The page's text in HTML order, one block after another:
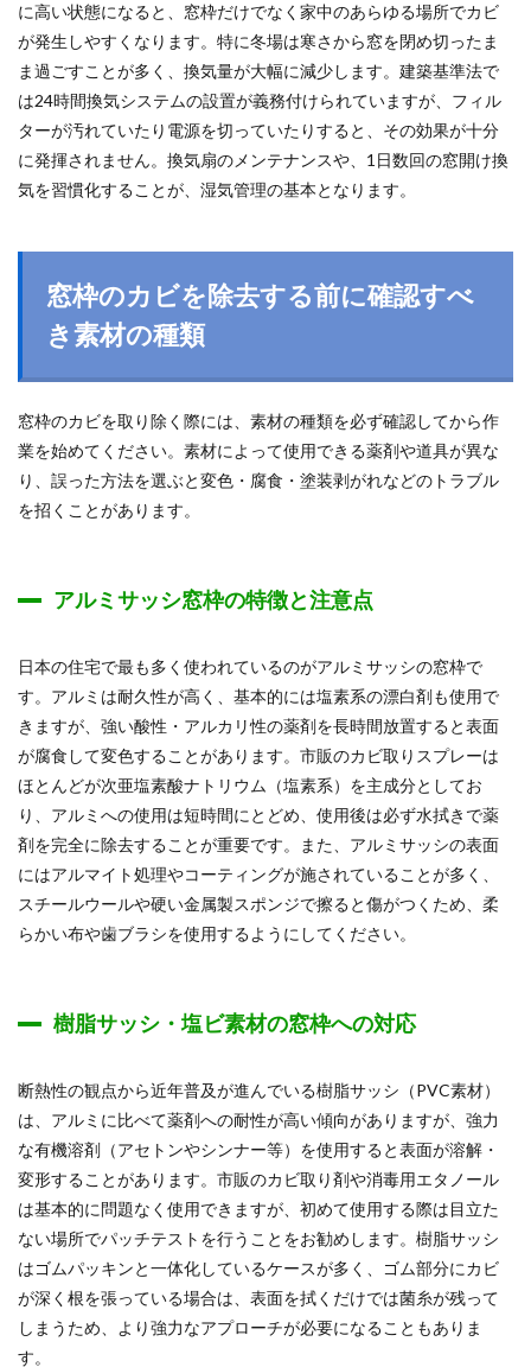
に高い状態になると、窓枠だけでなく家中のあらゆる場所でカビ
が発生しやすくなります。特に冬場は寒さから窓を閉め切ったま
ま過ごすことが多く、換気量が大幅に減少します。建築基準法で
は24時間換気システムの設置が義務付けられていますが、フィル
ターが汚れていたり電源を切っていたりすると、その効果が十分
に発揮されません。換気扇のメンテナンスや、1日数回の窓開け換
気を習慣化することが、湿気管理の基本となります。
窓枠のカビを除去する前に確認すべ
き素材の種類
窓枠のカビを取り除く際には、素材の種類を必ず確認してから作
業を始めてください。素材によって使用できる薬剤や道具が異な
り、誤った方法を選ぶと変色・腐食・塗装剥がれなどのトラブル
を招くことがあります。
アルミサッシ窓枠の特徴と注意点
日本の住宅で最も多く使われているのがアルミサッシの窓枠で
す。アルミは耐久性が高く、基本的には塩素系の漂白剤も使用で
きますが、強い酸性・アルカリ性の薬剤を長時間放置すると表面
が腐食して変色することがあります。市販のカビ取りスプレーは
ほとんどが次亜塩素酸ナトリウム（塩素系）を主成分としてお
り、アルミへの使用は短時間にとどめ、使用後は必ず水拭きで薬
剤を完全に除去することが重要です。また、アルミサッシの表面
にはアルマイト処理やコーティングが施されていることが多く、
スチールウールや硬い金属製スポンジで擦ると傷がつくため、柔
らかい布や歯ブラシを使用するようにしてください。
樹脂サッシ・塩ビ素材の窓枠への対応
断熱性の観点から近年普及が進んでいる樹脂サッシ（PVC素材）
は、アルミに比べて薬剤への耐性が高い傾向がありますが、強力
な有機溶剤（アセトンやシンナー等）を使用すると表面が溶解・
変形することがあります。市販のカビ取り剤や消毒用エタノール
は基本的に問題なく使用できますが、初めて使用する際は目立た
ない場所でパッチテストを行うことをお勧めします。樹脂サッシ
はゴムパッキンと一体化しているケースが多く、ゴム部分にカビ
が深く根を張っている場合は、表面を拭くだけでは菌糸が残って
しまうため、より強力なアプローチが必要になることもありま
す。